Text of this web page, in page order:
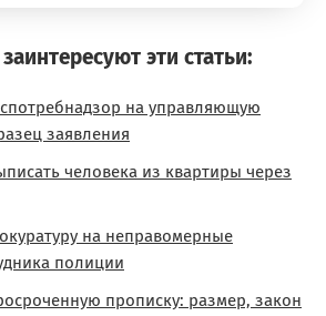
эти статьи:
на управляющую
заявления
человека из квартиры через
на неправомерные
полиции
прописку: размер, закон